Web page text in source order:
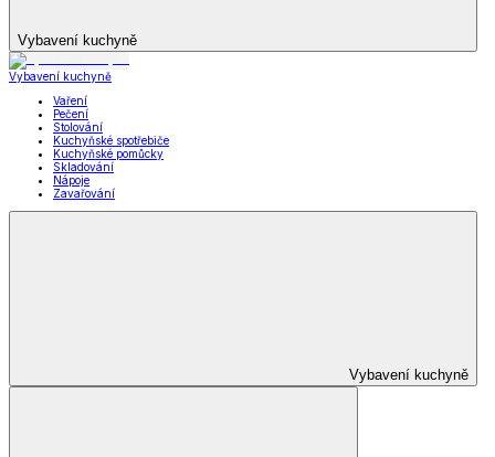
Vybavení kuchyně
Vybavení kuchyně
Vaření
Pečení
Stolování
Kuchyňské spotřebiče
Kuchyňské pomůcky
Skladování
Nápoje
Zavařování
Vybavení kuchyně